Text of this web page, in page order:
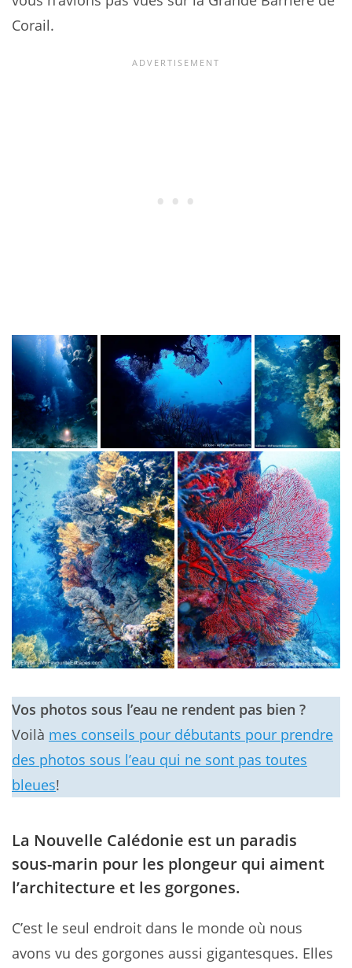
Corail.
Vos photos sous l’eau ne rendent pas bien ?
Voilà mes conseils pour débutants pour prendre
des photos sous l’eau qui ne sont pas toutes
bleues!
La Nouvelle Calédonie est un paradis
sous-marin pour les plongeur qui aiment
l’architecture et les gorgones.
C’est le seul endroit dans le monde où nous
avons vu des gorgones aussi gigantesques. Elles